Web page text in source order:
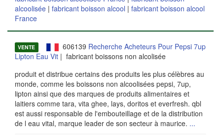
alcoolisée | fabricant boisson alcool | fabricant boisson alcool
France
VENTE 606139 Recherche Acheteurs Pour Pepsi 7up
Lipton Eau Vit | fabricant boissons non alcolisée
produit et distribue certains des produits les plus célèbres au
monde, comme les boissons non alcoolisées pepsi, 7up,
lipton ainsi que des marques de produits alimentaires et
laitiers comme tara, vita ghee, lays, doritos et everfresh. qbl
est aussi responsable de l'embouteillage et de la distribution
de l eau vital, marque leader de son secteur à maurice. ...